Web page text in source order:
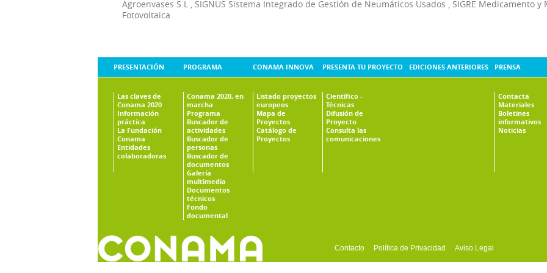
Agroenvases S.L
SIGNUS Sistema Integrado de Gestión de Neumáticos Usados SIGRE Medicamento
Fotovoltaica
PRESENTACIÓN
Las claves de
Conama 2020
Información
práctica
La Fundación
Conama
Entidades
colaboradoras
PROGRAMA
Conama 2020, en
marcha
Programa
Buscador de
actividades
Buscador de
personas
Buscador de
documentos
Galería
multimedia
Documentos
técnicos
Fondo
documental
CONAMA INNOVA
Listado proyectos
europeos
Mapa de
Proyectos
Catálogo de
Proyectos
PRESENTA TU PROYECTO
Científico -
Técnicas
Difusión de
Proyecto
Consulta las
comunicaciones
EDICIONES ANTERIORES PRENSA
Contacta
Materiales
Boletines
informativos
Noticias
Contacto Política de Privacidad Aviso Legal